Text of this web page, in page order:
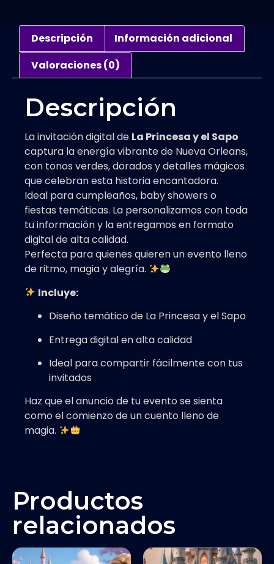
Descripción
Información adicional
Valoraciones (0)
Descripción
La invitación digital de La Princesa y el Sapo
captura la energía vibrante de Nueva Orleans,
con tonos verdes, dorados y detalles mágicos
que celebran esta historia encantadora.
Ideal para cumpleaños, baby showers o
fiestas temáticas. La personalizamos con toda
tu información y la entregamos en formato
digital de alta calidad.
Perfecta para quienes quieren un evento lleno
de ritmo, magia y alegría.
Incluye:
Diseño temático de La Princesa y el Sapo
Entrega digital en alta calidad
Ideal para compartir fácilmente con tus
invitados
Haz que el anuncio de tu evento se sienta
como el comienzo de un cuento lleno de
magia.
Productos
relacionados